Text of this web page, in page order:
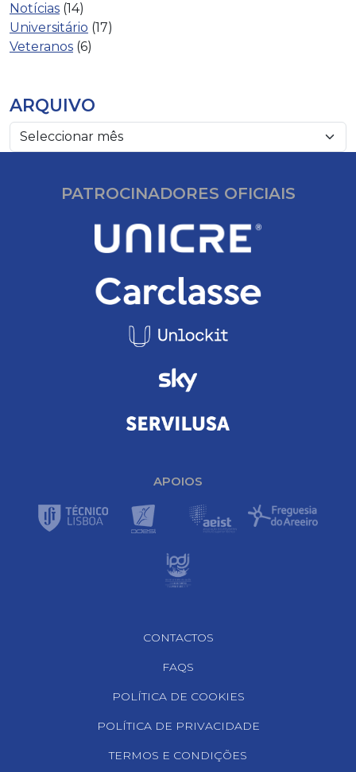
Notícias (14)
Universitário (17)
Veteranos (6)
ARQUIVO
PATROCINADORES OFICIAIS
APOIOS
CONTACTOS
FAQS
POLÍTICA DE COOKIES
POLÍTICA DE PRIVACIDADE
TERMOS E CONDIÇÕES